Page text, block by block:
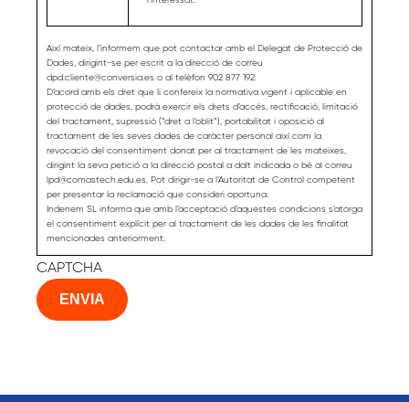
Així mateix, l’informem que pot contactar amb el Delegat de Protecció de
Dades, dirigint-se per escrit a la direcció de correu
dpd.cliente@conversia.es o al telèfon 902 877 192.
D’acord amb els dret que li confereix la normativa vigent i aplicable en
protecció de dades, podrà exercir els drets d’accés, rectificació, limitació
del tractament, supressió (“dret a l’oblit”), portabilitat i oposició al
tractament de les seves dades de caràcter personal així com la
revocació del consentiment donat per al tractament de les mateixes,
dirigint la seva petició a la direcció postal a dalt indicada o bé al correu
lpd@comastech.edu.es. Pot dirigir-se a l’Autoritat de Control competent
per presentar la reclamació que consideri oportuna.
Indenem SL informa que amb l’acceptació d’aquestes condicions s’atorga
el consentiment explícit per al tractament de les dades de les finalitat
mencionades anteriorment.
CAPTCHA